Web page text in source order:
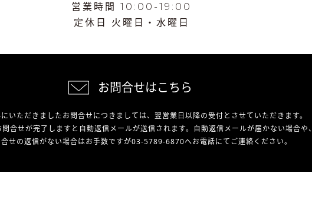
営業時間 10:00-19:00
定休日 火曜日・水曜日
お問合せはこちら
いただきましたお問合せにつきましては、翌営業日以降の受付とさせていただきます。
合せが完了しますと自動返信メールが送信されます。自動返信メールが届かない場合や、
せの返信がない場合はお手数ですが03-5789-6870へお電話にてご連絡ください。